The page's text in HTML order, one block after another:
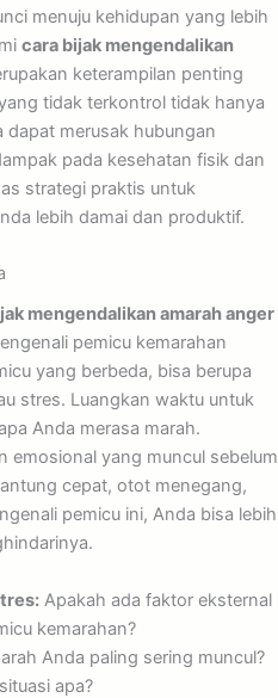
menuju kehidupan yang lebih
cara bijak mengendalikan
keterampilan penting
tidak terkontrol tidak hanya
dapat merusak hubungan
pada kesehatan fisik dan
strategi praktis untuk
lebih damai dan produktif.
mengendalikan amarah anger
pemicu kemarahan
yang berbeda, bisa berupa
stres. Luangkan waktu untuk
Anda merasa marah.
emosional yang muncul sebelum
cepat, otot menegang,
pemicu ini, Anda bisa lebih
Apakah ada faktor eksternal
kemarahan?
Anda paling sering muncul?
apa?